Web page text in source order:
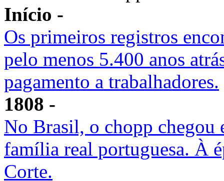
Início -
Os primeiros registros
pelo menos 5.400 anos
pagamento a trabalhadores.
1808 -
No Brasil, o chopp chegou
família real portuguesa. À
Corte.